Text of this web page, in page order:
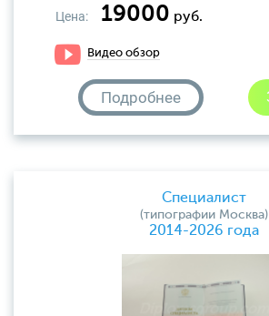
Цена: 19000 руб.
Видео обзор
Подробнее
Специалист
(типографии Москва)
2014-2026 года